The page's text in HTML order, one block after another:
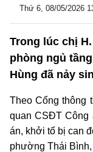
Thứ 6, 08/05/2026
Trong lúc chị
phòng ngủ
Hùng đã nảy
Theo Cổng thông
quan CSĐT Công
án, khởi tố bị can
phường Thái